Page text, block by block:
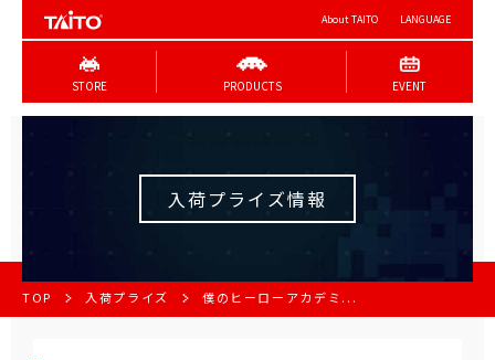
About TAITO LANGUAGE
STORE PRODUCTS EVENT
入荷プライズ情報
TOP 入荷プライズ 僕のヒーローアカデミ...